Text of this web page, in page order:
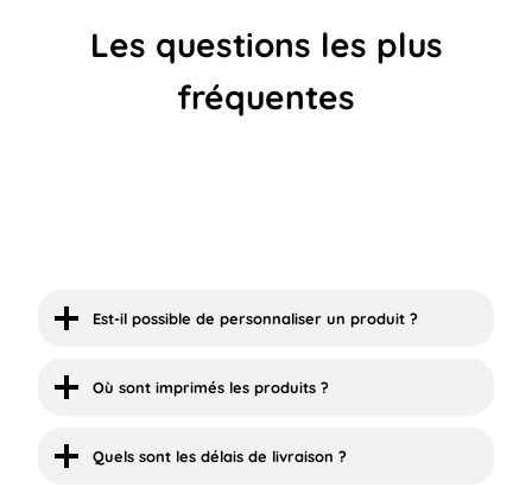
Les questions les plus
fréquentes
Est-il possible de personnaliser un produit ?
Où sont imprimés les produits ?
Quels sont les délais de livraison ?